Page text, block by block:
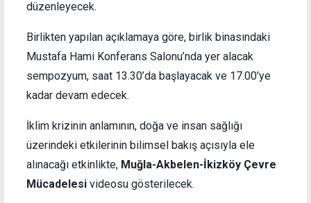
düzenleyecek.
Birlikten yapılan açıklamaya göre, birlik binasındaki
Mustafa Hami Konferans Salonu’nda yer alacak
sempozyum, saat 13.30’da başlayacak ve 17.00'ye
kadar devam edecek.
İklim krizinin anlamının, doğa ve insan sağlığı
üzerindeki etkilerinin bilimsel bakış açısıyla ele
alınacağı etkinlikte, Muğla-Akbelen-İkizköy Çevre
Mücadelesi videosu gösterilecek.